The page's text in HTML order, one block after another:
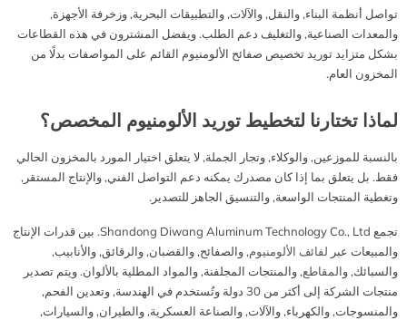
تواصل أنظمة البناء, والنقل, والآلات, والتطبيقات البحرية, وزخرفة الأجهزة,
والمعدات الصناعية, والتغليف دعم الطلب. ويفضل المشترون في هذه القطاعات
بشكل متزايد توريد تخصيص صفائح الألومنيوم القائم على المواصفات بدلًا من
المخزون العام.
لماذا تختارنا لتخطيط توريد الألومنيوم المخصص؟
بالنسبة للموزعين, والوكلاء, وتجار الجملة, لا يتعلق اختيار المورد بالمخزون الحالي
فقط. بل يتعلق بما إذا كان مصدرك يمكنه دعم التواصل الفني, والإنتاج المستقر,
وتغطية المنتجات الواسعة, والتنسيق الجاهز للتصدير.
تجمع Shandong Diwang Aluminum Technology Co., Ltd. بين قدرات الإنتاج
والمبيعات عبر لفائف الألومنيوم, والصفائح, والقضبان, والرقائق, والأنابيب,
والسبائك, والمقاطع, والمنتجات المجلفنة, والمواد المطلية بالألوان. ويتم تصدير
منتجات الشركة إلى أكثر من 30 دولة وتُستخدم في الهندسة, وتعدين الفحم,
والمنسوجات, والكهرباء, والآلات, والصناعة العسكرية, والطيران, والسيارات,